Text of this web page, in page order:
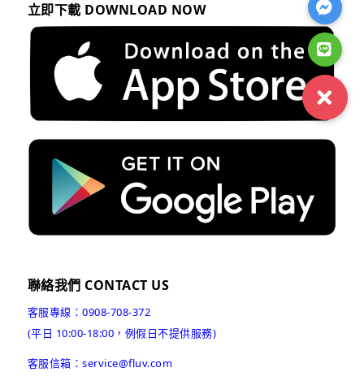
立即下載 DOWNLOAD NOW
聯絡我們 CONTACT US
客服專線：0908-708-372
(平日 10:00-18:00，例假日不提供服務)
客服信箱：service@fluv.com